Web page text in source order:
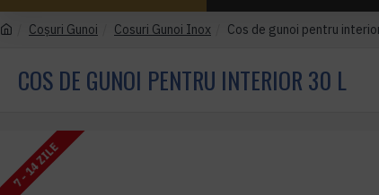
Coşuri Gunoi Cosuri Gunoi Inox Cos de gunoi pentru
COS DE GUNOI PENTRU INTERIOR 30 L
7 - 14 ZILE